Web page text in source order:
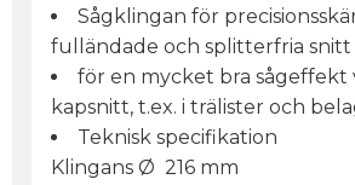
Sågklingan för
fulländade och splitterfria snitt
för en mycket bra sågeffekt
kapsnitt, t.ex. i trälister och
Teknisk specifikation
Klingans Ø 216 mm